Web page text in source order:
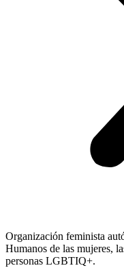
Organización feminista
Humanos de las mujeres,
personas LGBTIQ+.